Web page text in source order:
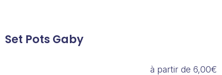
Set Pots Gaby
à partir de 6,00€